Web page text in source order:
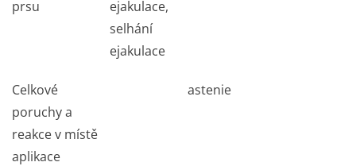
prsu
ejakulace,
selhání
ejakulace
Celkové
poruchy a
reakce v místě
aplikace
astenie